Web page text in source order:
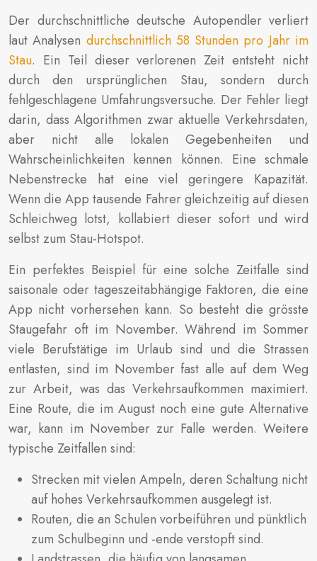
Der durchschnittliche deutsche Autopendler verliert
laut Analysen durchschnittlich 58 Stunden pro Jahr im
Stau. Ein Teil dieser verlorenen Zeit entsteht nicht
durch den ursprünglichen Stau, sondern durch
fehlgeschlagene Umfahrungsversuche. Der Fehler liegt
darin, dass Algorithmen zwar aktuelle Verkehrsdaten,
aber nicht alle lokalen Gegebenheiten und
Wahrscheinlichkeiten kennen können. Eine schmale
Nebenstrecke hat eine viel geringere Kapazität.
Wenn die App tausende Fahrer gleichzeitig auf diesen
Schleichweg lotst, kollabiert dieser sofort und wird
selbst zum Stau-Hotspot.
Ein perfektes Beispiel für eine solche Zeitfalle sind
saisonale oder tageszeitabhängige Faktoren, die eine
App nicht vorhersehen kann. So besteht die grösste
Staugefahr oft im November. Während im Sommer
viele Berufstätige im Urlaub sind und die Strassen
entlasten, sind im November fast alle auf dem Weg
zur Arbeit, was das Verkehrsaufkommen maximiert.
Eine Route, die im August noch eine gute Alternative
war, kann im November zur Falle werden. Weitere
typische Zeitfallen sind:
Strecken mit vielen Ampeln, deren Schaltung nicht
auf hohes Verkehrsaufkommen ausgelegt ist.
Routen, die an Schulen vorbeiführen und pünktlich
zum Schulbeginn und -ende verstopft sind.